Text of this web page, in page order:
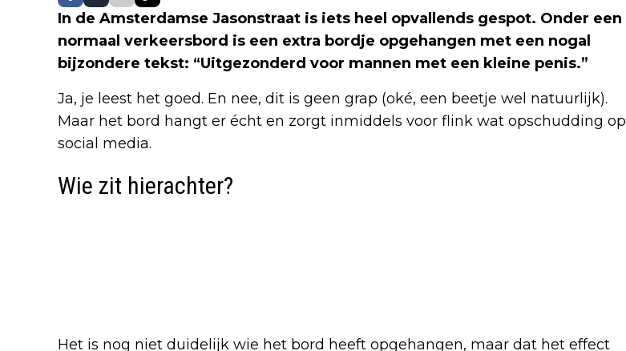
In de Amsterdamse Jasonstraat is iets heel opvallends gespot. Onder een
normaal verkeersbord is een extra bordje opgehangen met een nogal
bijzondere tekst: “Uitgezonderd voor mannen met een kleine penis.”
Ja, je leest het goed. En nee, dit is geen grap (oké, een beetje wel natuurlijk).
Maar het bord hangt er écht en zorgt inmiddels voor flink wat opschudding op
social media.
Wie zit hierachter?
Het is nog niet duidelijk wie het bord heeft opgehangen, maar dat het effect